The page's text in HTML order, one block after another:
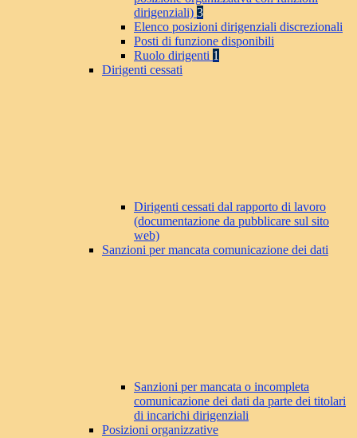
dirigenziali) 3
Elenco posizioni dirigenziali discrezionali
Posti di funzione disponibili
Ruolo dirigenti 1
Dirigenti cessati
Dirigenti cessati dal rapporto di lavoro
(documentazione da pubblicare sul sito
web)
Sanzioni per mancata comunicazione dei dati
Sanzioni per mancata o incompleta
comunicazione dei dati da parte dei titolari
di incarichi dirigenziali
Posizioni organizzative